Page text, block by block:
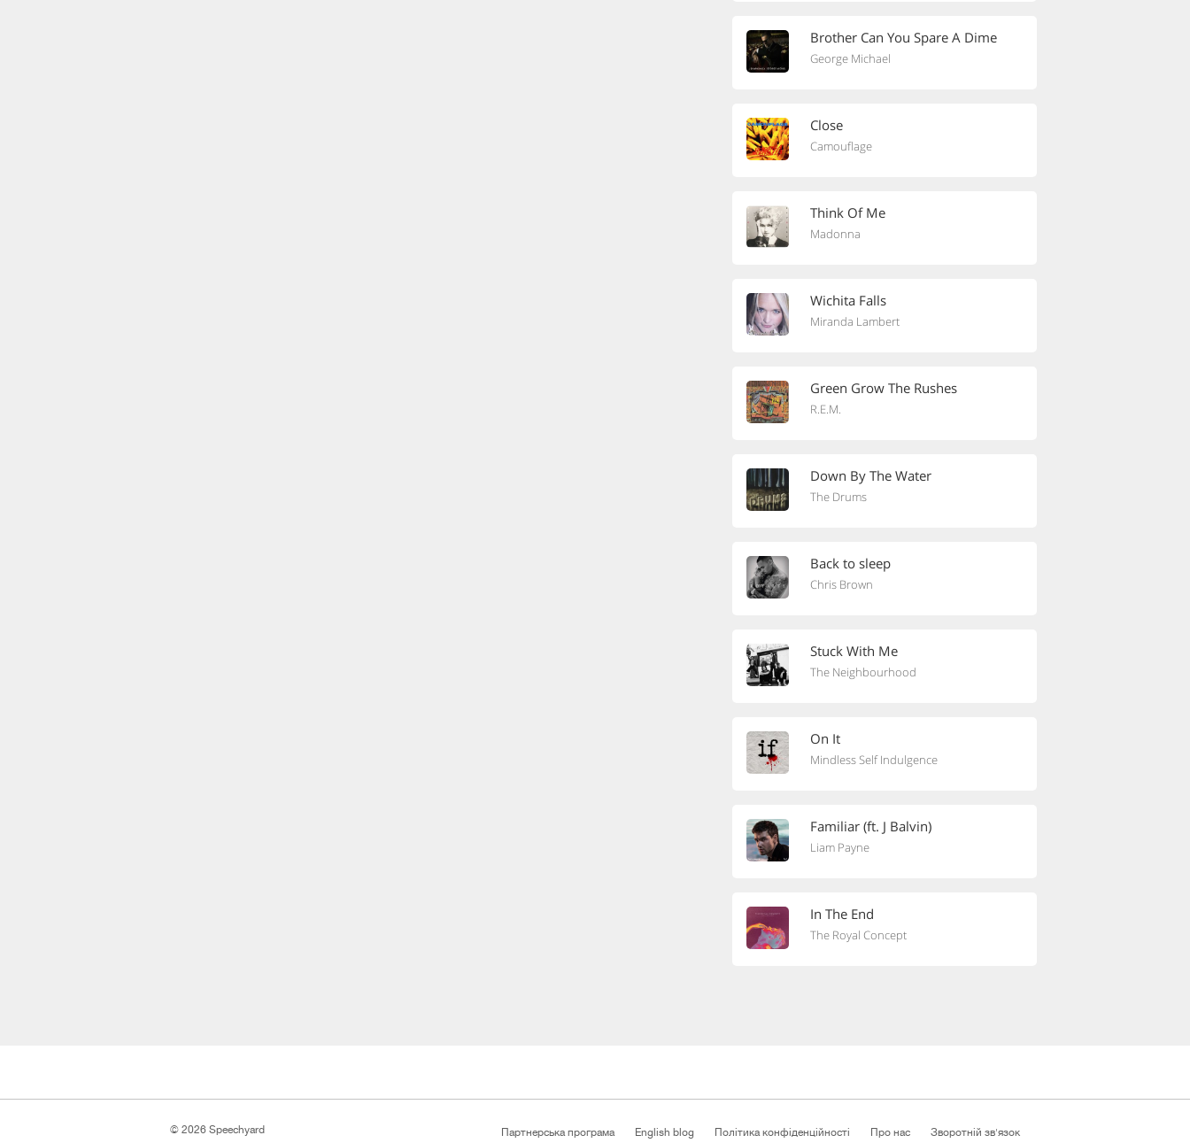
Brother Can You Spare A Dime
George Michael
Close
Camouflage
Think Of Me
Madonna
Wichita Falls
Miranda Lambert
Green Grow The Rushes
R.E.M.
Down By The Water
The Drums
Back to sleep
Chris Brown
Stuck With Me
The Neighbourhood
On It
Mindless Self Indulgence
Familiar (ft. J Balvin)
Liam Payne
In The End
The Royal Concept
Партнерська програма English blog Політика конфіденційності Про нас Зворотній зв'язок
© 2026 Speechyard